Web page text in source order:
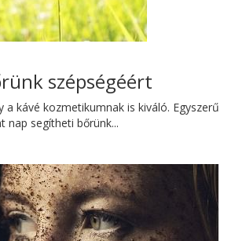
szépségéért
a kávé kozmetikumnak is kiváló. Egyszerű
nap segítheti bőrünk...